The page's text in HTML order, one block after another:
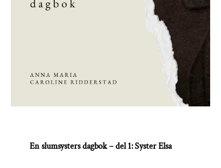
En slumsysters dagbok – del 1: Syster Elsa